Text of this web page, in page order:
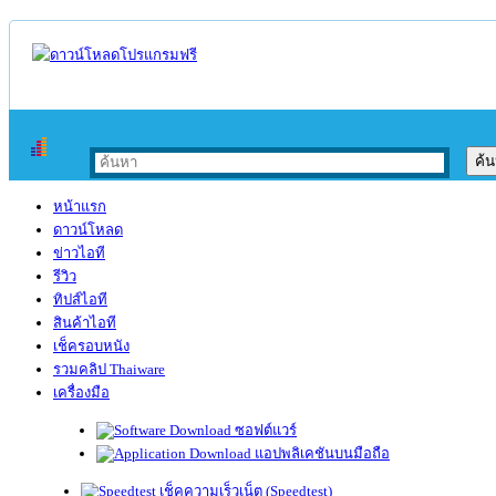
หน้าแรก
ดาวน์โหลด
ข่าวไอที
รีวิว
ทิปส์ไอที
สินค้าไอที
เช็ครอบหนัง
รวมคลิป Thaiware
เครื่องมือ
ซอฟต์แวร์
แอปพลิเคชันบนมือถือ
เช็คความเร็วเน็ต (Speedtest)